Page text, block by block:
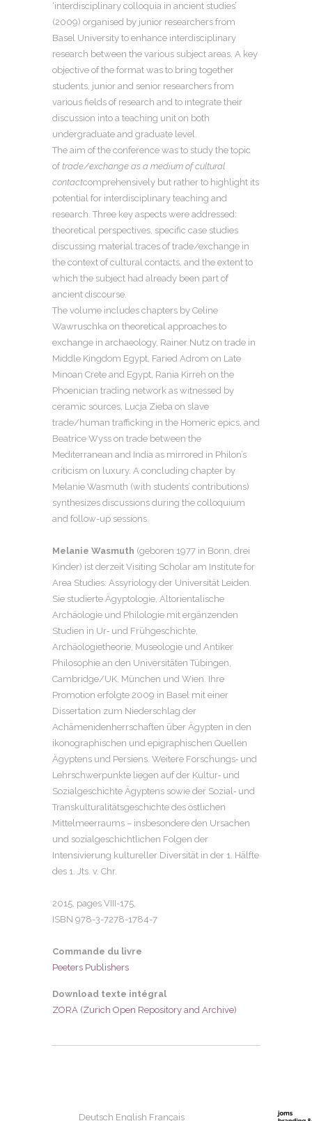
‘interdisciplinary colloquia in ancient studies’
(2009) organised by junior researchers from
Basel University to enhance interdisciplinary
research between the various subject areas. A key
objective of the format was to bring together
students, junior and senior researchers from
various fields of research and to integrate their
discussion into a teaching unit on both
undergraduate and graduate level.
The aim of the conference was to study the topic
oftrade/exchange as a medium of cultural
contactcomprehensively but rather to highlight its
potential for interdisciplinary teaching and
research. Three key aspects were addressed:
theoretical perspectives, specific case studies
discussing material traces of trade/exchange in
the context of cultural contacts, and the extent to
which the subject had already been part of
ancient discourse.
The volume includes chapters by Celine
Wawruschka on theoretical approaches to
exchange in archaeology, Rainer Nutz on trade in
Middle Kingdom Egypt, Faried Adrom on Late
Minoan Crete and Egypt, Rania Kirreh on the
Phoenician trading network as witnessed by
ceramic sources, Lucja Zieba on slave
trade/human trafficking in the Homeric epics, and
Beatrice Wyss on trade between the
Mediterranean and India as mirrored in Philon’s
criticism on luxury. A concluding chapter by
Melanie Wasmuth (with students’ contributions)
synthesizes discussions during the colloquium
and follow-up sessions.
Melanie Wasmuth (geboren 1977 in Bonn, drei
Kinder) ist derzeit Visiting Scholar am Institute for
Area Studies: Assyriology der Universität Leiden.
Sie studierte Ägyptologie, Altorientalische
Archäologie und Philologie mit ergänzenden
Studien in Ur‑ und Frühgeschichte,
Archäologietheorie, Museologie und Antiker
Philosophie an den Universitäten Tübingen,
Cambridge/UK, München und Wien. Ihre
Promotion erfolgte 2009 in Basel mit einer
Dissertation zum Niederschlag der
Achämenidenherrschaften über Ägypten in den
ikonographischen und epigraphischen Quellen
Ägyptens und Persiens. Weitere Forschungs‑ und
Lehrschwerpunkte liegen auf der Kultur‑ und
Sozialgeschichte Ägyptens sowie der Sozial‑ und
Transkulturalitätsgeschichte des östlichen
Mittelmeerraums – insbesondere den Ursachen
und sozialgeschichtlichen Folgen der
Intensivierung kultureller Diversität in der 1. Hälfte
des 1. Jts. v. Chr.
2015, pages VIII-175,
ISBN 978-3-7278-1784-7
Commande du livre
Peeters Publishers
Download texte intégral
ZORA (Zurich Open Repository and Archive)
Deutsch English Français